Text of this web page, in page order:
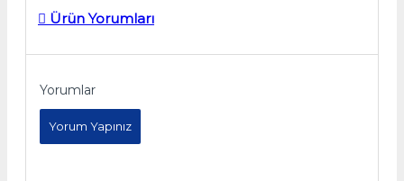
Ürün Yorumları
Yorumlar
Yorum Yapınız